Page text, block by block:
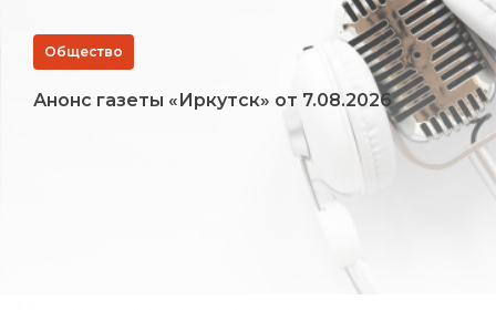
Общество
Анонс газеты «Иркутск» от 7.08.2026